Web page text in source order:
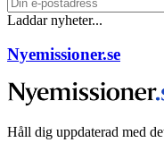
Laddar nyheter...
Nyemissioner.se
Håll dig uppdaterad med